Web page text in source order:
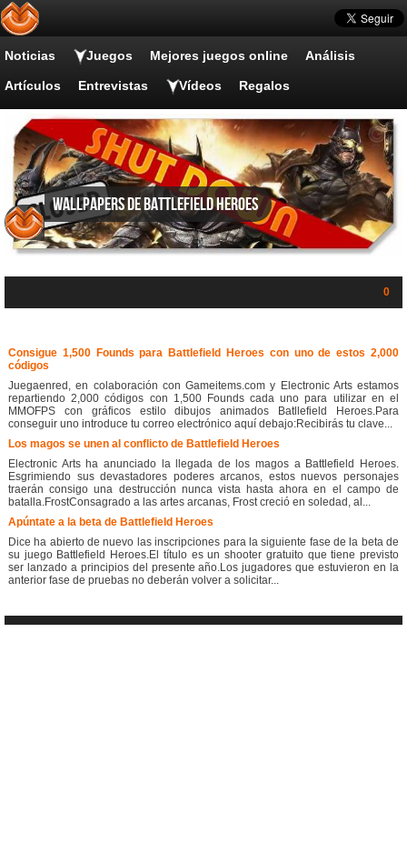
Noticias Juegos Mejores juegos online Análisis
Artículos Entrevistas Vídeos Regalos
Wallpapers de Battlefield Heroes
0
Consigue 1,500 Founds para Battlefield Heroes con uno de estos 2,000
códigos
Juegaenred, en colaboración con Gameitems.com y Electronic Arts estamos
repartiendo 2,000 códigos con 1,500 Founds cada uno para utilizar en el
MMOFPS con gráficos estilo dibujos animados Batllefield Heroes.Para
conseguir uno introduce tu correo electrónico aquí debajo:Recibirás tu clave...
Los magos se unen al conflicto de Battlefield Heroes
Electronic Arts ha anunciado la llegada de los magos a Battlefield Heroes.
Esgrimiendo sus devastadores poderes arcanos, estos nuevos personajes
traerán consigo una destrucción nunca vista hasta ahora en el campo de
batalla.FrostConsagrado a las artes arcanas, Frost creció en soledad, al...
Apúntate a la beta de Battlefield Heroes
Dice ha abierto de nuevo las inscripciones para la siguiente fase de la beta de
su juego Battlefield Heroes.El título es un shooter gratuito que tiene previsto
ser lanzado a principios del presente año.Los jugadores que estuvieron en la
anterior fase de pruebas no deberán volver a solicitar...